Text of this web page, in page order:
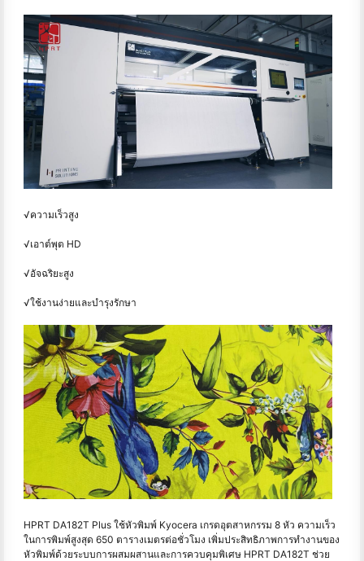
√ความเร็วสูง
√เอาต์พุต HD
√อัจฉริยะสูง
√ใช้งานง่ายและบำรุงรักษา
HPRT DA182T Plus ใช้หัวพิมพ์ Kyocera เกรดอุตสาหกรรม 8 หัว ความเร็ว
ในการพิมพ์สูงสุด 650 ตารางเมตรต่อชั่วโมง เพิ่มประสิทธิภาพการทำงานของ
หัวพิมพ์ด้วยระบบการผสมผสานและการควบคุมพิเศษ HPRT DA182T ช่วย